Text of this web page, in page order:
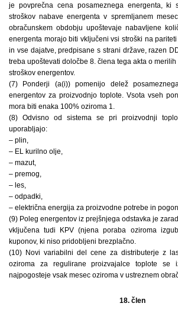
je povprečna cena posameznega energenta, ki
stroškov nabave energenta v spremljanem
obračunskem obdobju upoštevaje nabavljene
energenta morajo biti vključeni vsi stroški na
in vse dajatve, predpisane s strani države, razen
treba upoštevati določbe 8. člena tega akta o
stroškov energentov.
(7) Ponderji (a(i)) pomenijo delež
energentov za proizvodnjo toplote. Vsota vseh
mora biti enaka 100% oziroma 1.
(8) Odvisno od sistema se pri proizvodnji
uporabljajo:
– plin,
– EL kurilno olje,
– mazut,
– premog,
– les,
– odpadki,
– električna energija za proizvodne potrebe in
(9) Poleg energentov iz prejšnjega odstavka je
vključena tudi KPV (njena poraba oziroma
kuponov, ki niso pridobljeni brezplačno.
(10) Novi variabilni del cene za distributerje z
oziroma za regulirane proizvajalce toplote se
najpogosteje vsak mesec oziroma v ustreznem
18. člen